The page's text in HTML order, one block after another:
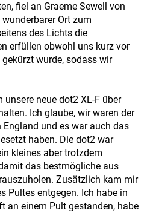
fiel an Graeme Sewell von
Ort zum
des Lichts die
erfüllen obwohl uns kurz vor
wurde, sodass wir
unsere neue dot2 XL-F über
Ich glaube, wir waren der
und es war auch das
haben. Die dot2 war
kleines aber trotzdem
das bestmögliche aus
Zusätzlich kam mir
Pultes entgegen. Ich habe in
an einem Pult gestanden, habe